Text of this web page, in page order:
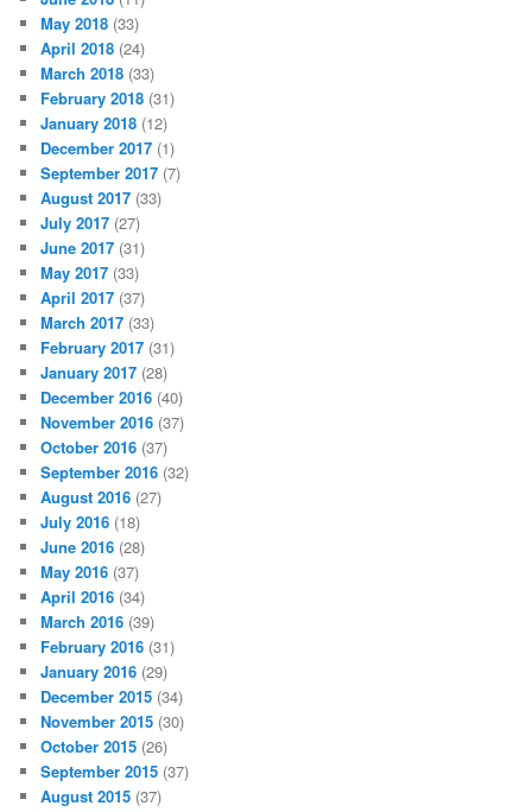
May 2018 (33)
April 2018 (24)
March 2018 (33)
February 2018 (31)
January 2018 (12)
December 2017 (1)
September 2017 (7)
August 2017 (33)
July 2017 (27)
June 2017 (31)
May 2017 (33)
April 2017 (37)
March 2017 (33)
February 2017 (31)
January 2017 (28)
December 2016 (40)
November 2016 (37)
October 2016 (37)
September 2016 (32)
August 2016 (27)
July 2016 (18)
June 2016 (28)
May 2016 (37)
April 2016 (34)
March 2016 (39)
February 2016 (31)
January 2016 (29)
December 2015 (34)
November 2015 (30)
October 2015 (26)
September 2015 (37)
August 2015 (37)